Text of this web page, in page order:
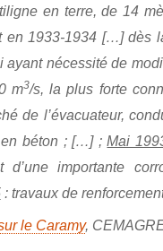
en terre, de 14
en 1933-1934 […] dès
nécessité de
m3/s, la plus forte
de l’évacuateur,
en béton ; […] ;Mai
d’une importante
: travaux de
le Caramy,